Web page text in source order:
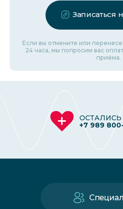
Записаться
Если вы отмените или
24 часа, мы попросим вас
приёма.
+7 989